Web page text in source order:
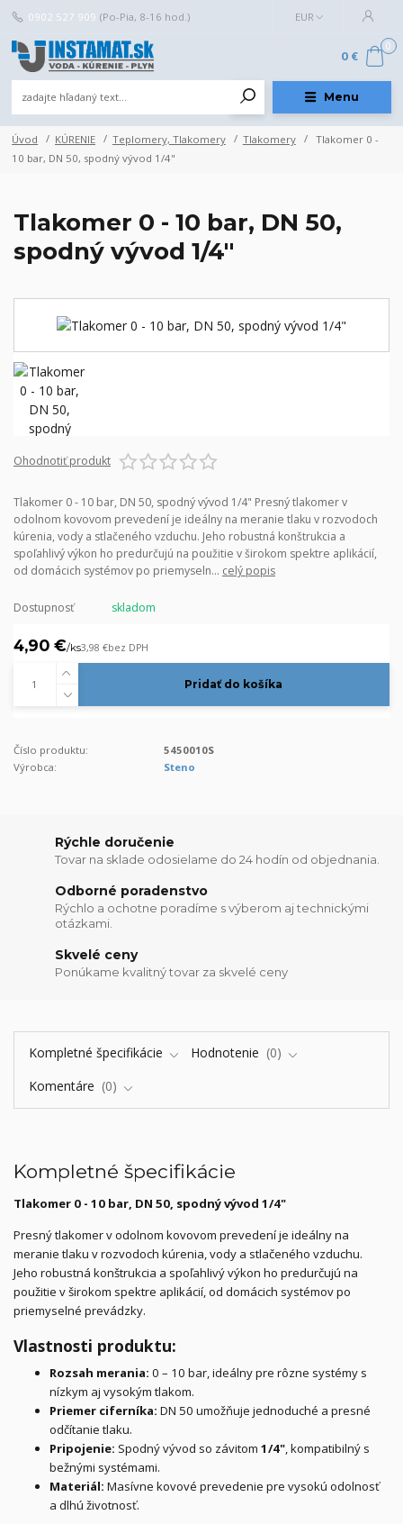
Menu
EUR
0902 527 909 (Po-Pia, 8-16 hod.)
0
0 €
Úvod KÚRENIE Teplomery, Tlakomery Tlakomery
Tlakomer 0 -
10 bar, DN 50, spodný vývod 1/4"
Tlakomer 0 - 10 bar, DN 50,
spodný vývod 1/4"
Ohodnotiť produkt
Tlakomer 0 - 10 bar, DN 50, spodný vývod 1/4" Presný tlakomer v
odolnom kovovom prevedení je ideálny na meranie tlaku v rozvodoch
kúrenia, vody a stlačeného vzduchu. Jeho robustná konštrukcia a
spoľahlivý výkon ho predurčujú na použitie v širokom spektre aplikácií,
od domácich systémov po priemyseln... celý popis
Dostupnosť skladom
4,90 €/ks3,98 €bez DPH
Pridať do košíka
Číslo produktu:
5450010S
Výrobca:
Steno
Rýchle doručenie
Tovar na sklade odosielame do 24 hodín od objednania.
Odborné poradenstvo
Rýchlo a ochotne poradíme s výberom aj technickými
otázkami.
Skvelé ceny
Ponúkame kvalitný tovar za skvelé ceny
Kompletné špecifikácie Hodnotenie
0
Komentáre
0
Kompletné špecifikácie
Tlakomer 0 - 10 bar, DN 50, spodný vývod 1/4"
Presný tlakomer v odolnom kovovom prevedení je ideálny na
meranie tlaku v rozvodoch kúrenia, vody a stlačeného vzduchu.
Jeho robustná konštrukcia a spoľahlivý výkon ho predurčujú na
použitie v širokom spektre aplikácií, od domácich systémov po
priemyselné prevádzky.
Vlastnosti produktu:
Rozsah merania: 0 – 10 bar, ideálny pre rôzne systémy s
nízkym aj vysokým tlakom.
Priemer ciferníka: DN 50 umožňuje jednoduché a presné
odčítanie tlaku.
Pripojenie: Spodný vývod so závitom 1/4", kompatibilný s
bežnými systémami.
Materiál: Masívne kovové prevedenie pre vysokú odolnosť
a dlhú životnosť.